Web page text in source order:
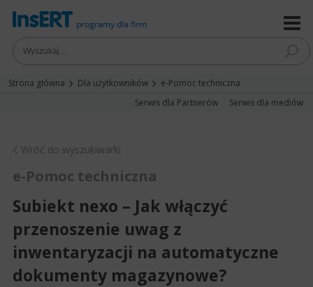
Strona główna Dla użytkowników
e-Pomoc techniczna
Serwis dla Partnerów
Serwis dla mediów
Wróć do wyszukiwarki
e-Pomoc techniczna
Subiekt nexo – Jak włączyć
przenoszenie uwag z
inwentaryzacji na automatyczne
dokumenty magazynowe?